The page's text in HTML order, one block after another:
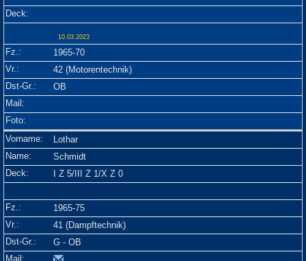
10.03.2023
1965-70
42 (Motorentechnik)
OB
Lothar
Schmidt
I Z 5/III Z 1/X Z 0
1965-75
41 (Dampftechnik)
G - OB